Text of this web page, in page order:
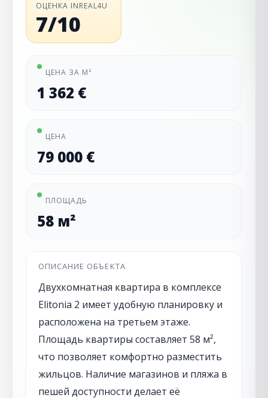
ОЦЕНКА INREAL4U
7/10
ЦЕНА ЗА М²
1 362 €
ЦЕНА
79 000 €
ПЛОЩАДЬ
58 м²
ОПИСАНИЕ ОБЪЕКТА
Двухкомнатная квартира в комплексе
Elitonia 2 имеет удобную планировку и
расположена на третьем этаже.
Площадь квартиры составляет 58 м²,
что позволяет комфортно разместить
жильцов. Наличие магазинов и пляжа в
пешей доступности делает её